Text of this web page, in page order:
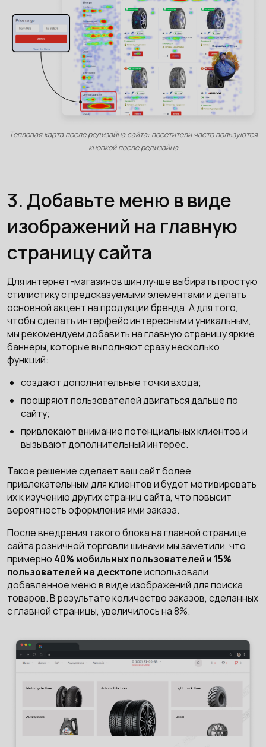
Тепловая карта после редизайна сайта: посетители часто пользуются
кнопкой после редизайна
3. Добавьте меню в виде
изображений на главную
страницу сайта
Для интернет-магазинов шин лучше выбирать простую
стилистику с предсказуемыми элементами и делать
основной акцент на продукции бренда. А для того,
чтобы сделать интерфейс интересным и уникальным,
мы рекомендуем добавить на главную страницу яркие
баннеры, которые выполняют сразу несколько
функций:
создают дополнительные точки входа;
поощряют пользователей двигаться дальше по
сайту;
привлекают внимание потенциальных клиентов и
вызывают дополнительный интерес.
Такое решение сделает ваш сайт более
привлекательным для клиентов и будет мотивировать
их к изучению других страниц сайта, что повысит
вероятность оформления ими заказа.
После внедрения такого блока на главной странице
сайта розничной торговли шинами мы заметили, что
примерно 40% мобильных пользователей и 15%
пользователей на десктопеиспользовали
добавленное меню в виде изображений для поиска
товаров. В результате количество заказов, сделанных
с главной страницы, увеличилось на 8%.